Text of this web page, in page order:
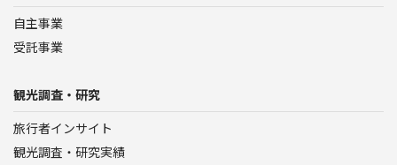
自主事業
受託事業
観光調査・研究
旅行者インサイト
観光調査・研究実績